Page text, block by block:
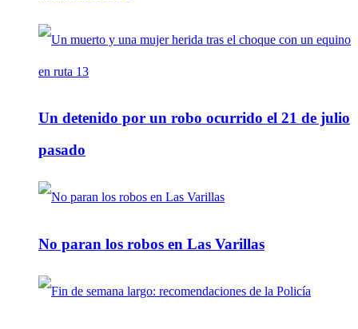
Un detenido por un robo ocurrido el 21 de julio
pasado
No paran los robos en Las Varillas